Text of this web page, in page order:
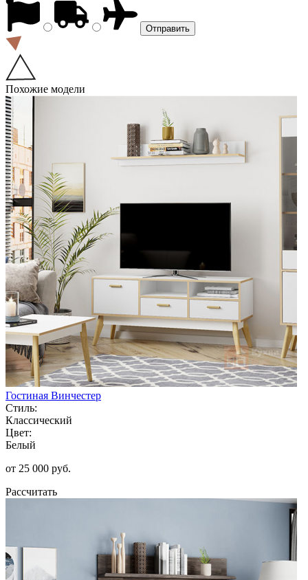
Похожие модели
Гостиная Винчестер
Стиль:
Классический
Цвет:
Белый
от 25 000 руб.
Рассчитать